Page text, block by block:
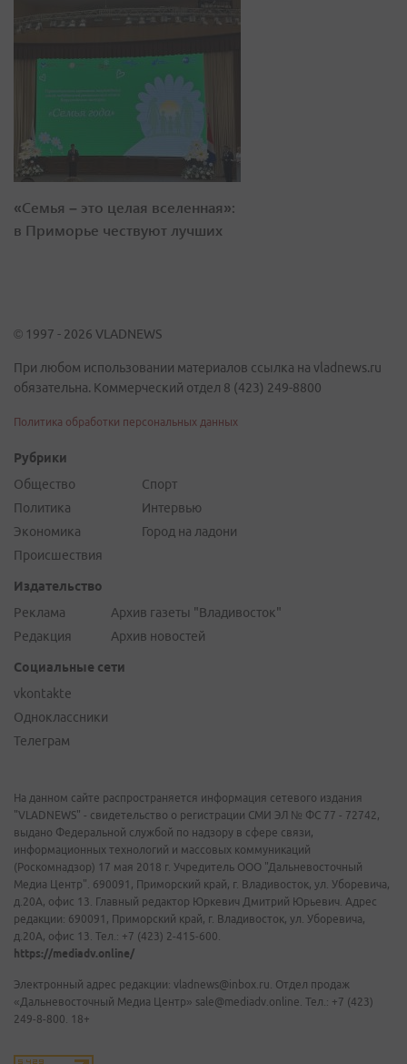
«Семья – это целая вселенная»:
в Приморье чествуют лучших
© 1997 - 2026 VLADNEWS
При любом использовании материалов ссылка на vladnews.ru
обязательна. Коммерческий отдел 8 (423) 249-8800
Политика обработки персональных данных
Рубрики
Общество
Политика
Экономика
Происшествия
Спорт
Интервью
Город на ладони
Издательство
Реклама
Редакция
Архив газеты "Владивосток"
Архив новостей
Социальные сети
vkontakte
Одноклассники
Телеграм
На данном сайте распространяется информация сетевого издания
"VLADNEWS" - свидетельство о регистрации СМИ ЭЛ № ФС 77 - 72742,
выдано Федеральной службой по надзору в сфере связи,
информационных технологий и массовых коммуникаций
(Роскомнадзор) 17 мая 2018 г. Учредитель ООО "Дальневосточный
Медиа Центр". 690091, Приморский край, г. Владивосток, ул. Уборевича,
д.20А, офис 13. Главный редактор Юркевич Дмитрий Юрьевич. Адрес
редакции: 690091, Приморский край, г. Владивосток, ул. Уборевича,
д.20А, офис 13. Тел.: +7 (423) 2-415-600.
https://mediadv.online/
Электронный адрес редакции: vladnews@inbox.ru. Отдел продаж
«Дальневосточный Медиа Центр» sale@mediadv.online. Тел.: +7 (423)
249-8-800. 18+